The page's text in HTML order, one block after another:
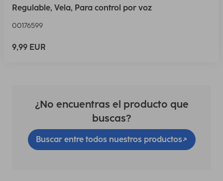
Regulable, Vela, Para control por voz
00176599
9,99 EUR
¿No encuentras el producto que
buscas?
Buscar entre todos nuestros productos